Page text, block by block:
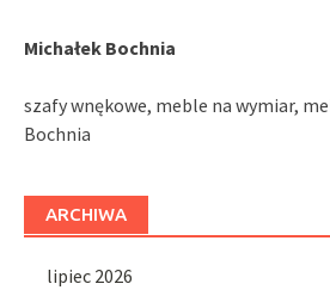
Michałek Bochnia
szafy wnękowe, meble na wymiar,
Bochnia
ARCHIWA
lipiec 2026